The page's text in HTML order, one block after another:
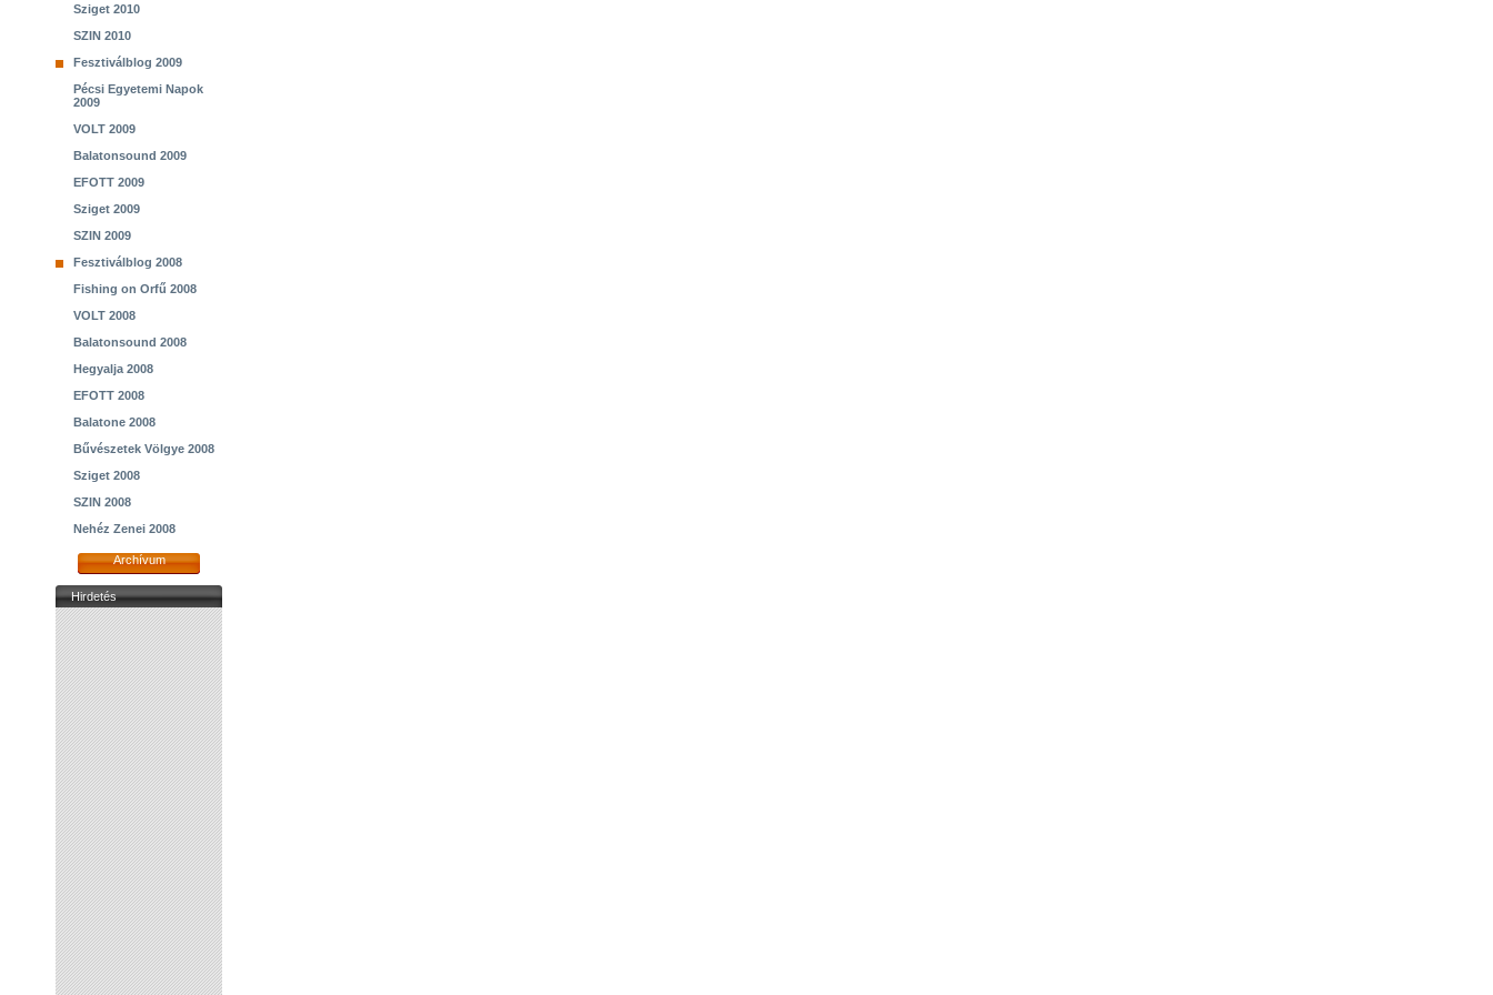
Sziget 2010
SZIN 2010
Fesztiválblog 2009
Pécsi Egyetemi Napok
2009
VOLT 2009
Balatonsound 2009
EFOTT 2009
Sziget 2009
SZIN 2009
Fesztiválblog 2008
Fishing on Orfű 2008
VOLT 2008
Balatonsound 2008
Hegyalja 2008
EFOTT 2008
Balatone 2008
Bűvészetek Völgye 2008
Sziget 2008
SZIN 2008
Nehéz Zenei 2008
Archívum
Hirdetés